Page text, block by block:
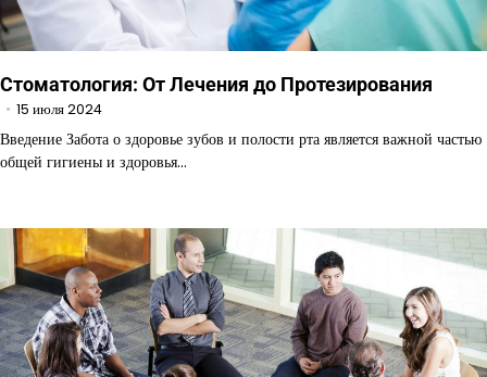
Стоматология: От Лечения до Протезирования
15 июля 2024
Введение Забота о здоровье зубов и полости рта является важной частью
общей гигиены и здоровья…